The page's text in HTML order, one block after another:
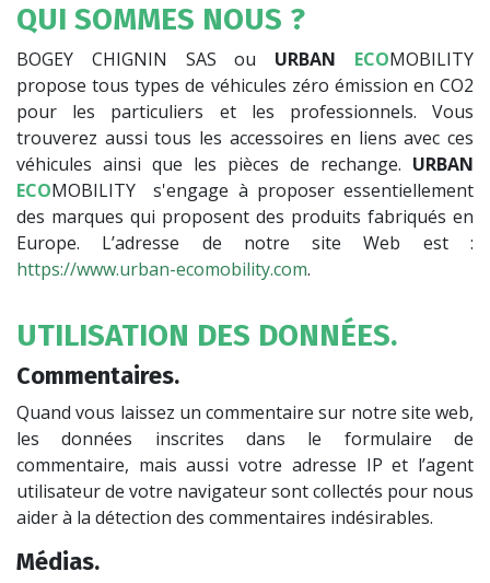
QUI SOMMES NOUS ?
BOGEY CHIGNIN SAS ou URBAN ECOMOBILITY
propose tous types de véhicules zéro émission en CO2
pour les particuliers et les professionnels. Vous
trouverez aussi tous les accessoires en liens avec ces
véhicules ainsi que les pièces de rechange. URBAN
ECOMOBILITY s'engage à proposer essentiellement
des marques qui proposent des produits fabriqués en
Europe. L’adresse de notre site Web est :
https://www.urban-ecomobility.com.
UTILISATION DES DONNÉES.
Commentaires.
Quand vous laissez un commentaire sur notre site web,
les données inscrites dans le formulaire de
commentaire, mais aussi votre adresse IP et l’agent
utilisateur de votre navigateur sont collectés pour nous
aider à la détection des commentaires indésirables.
Médias.